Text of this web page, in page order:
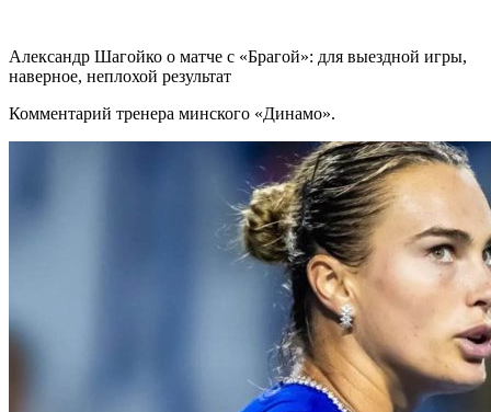
Александр Шагойко о матче с «Брагой»: для выездной игры,
наверное, неплохой результат
Комментарий тренера минского «Динамо».